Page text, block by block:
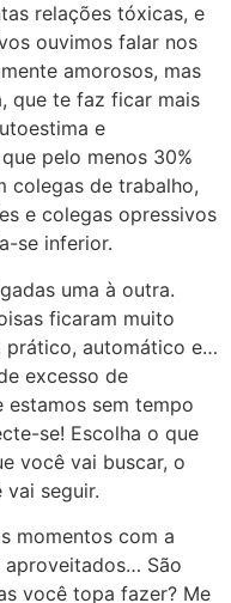
relações tóxicas, e
ouvimos falar nos
amorosos, mas
que te faz ficar mais
e
pelo menos 30%
colegas de trabalho,
e colegas opressivos
se inferior.
uma à outra.
ficaram muito
prático, automático e…
excesso de
estamos sem tempo
se! Escolha o que
você vai buscar, o
seguir.
momentos com a
aproveitados… São
você topa fazer? Me